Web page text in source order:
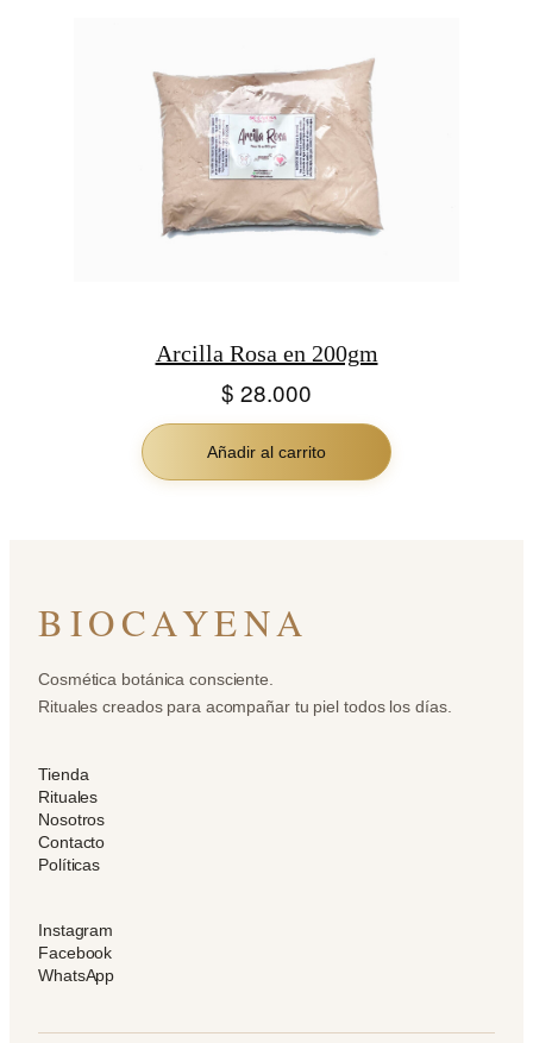
Arcilla Rosa en 200gm
$ 28.000
Añadir al carrito
BIOCAYENA
Cosmética botánica consciente.
Rituales creados para acompañar tu piel todos los días.
Tienda
Rituales
Nosotros
Contacto
Políticas
Instagram
Facebook
WhatsApp